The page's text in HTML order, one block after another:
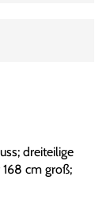
dreiteilige
cm groß;